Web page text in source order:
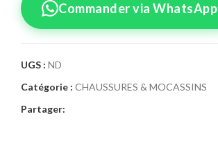
Commander via WhatsApp
UGS : ND
Catégorie : CHAUSSURES & MOCASSINS
Partager: